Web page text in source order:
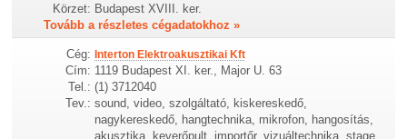
Körzet: Budapest XVIII. ker.
Tovább a részletes cégadatokhoz »
Cég: Interton Elektroakusztikai Kft
Cím: 1119 Budapest XI. ker., Major U. 63
Tel.: (1) 3712040
Tev.: sound, video, szolgáltató, kiskereskedő,
nagykereskedő, hangtechnika, mikrofon, hangosítás,
akusztika, keverőpult, importőr, vizuáltechnika, stage,